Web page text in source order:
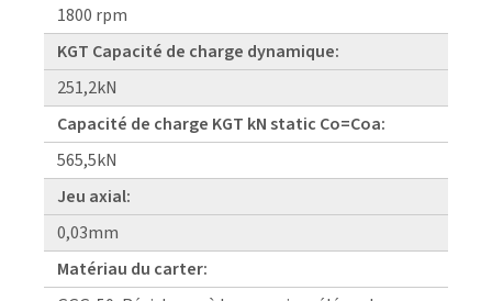
1800 rpm
KGT Capacité de charge dynamique:
251,2kN
Capacité de charge KGT kN static Co=Coa:
565,5kN
Jeu axial:
0,03mm
Matériau du carter: